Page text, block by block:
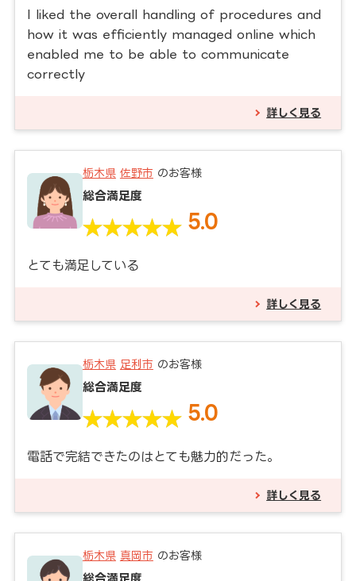
I liked the overall handling of procedures and
how it was efficiently managed online which
enabled me to be able to communicate
correctly
詳しく見る
栃木県 佐野市 のお客様
総合満足度
5.0
とても満足している
詳しく見る
栃木県 足利市 のお客様
総合満足度
5.0
電話で完結できたのはとても魅力的だった。
詳しく見る
栃木県 真岡市 のお客様
総合満足度